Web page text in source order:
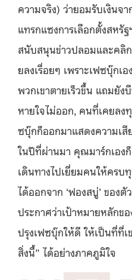
ความจริง) ว่ายอมรับเงินจ
แทรกแซงการเลือกตั้งสหรั
สนับสนุนข่าวปลอมและคลิ
ยลงเรื่อยๆ เพราะเฟซบุ๊กเ
พวกเขาตายเร็วขึ้น แถมยัง
หายใจไม่ออก, คนที่เคยลง
ซบุ๊กก็ออกมาแสดงความเสี
ในปีที่ผ่านมา คุณมาร์กเอง
เดินทางไปเยี่ยมคนให้ครบ
ได้ออกจาก ‘ฟองสบู่’ ของตั
ประกาศว่าเป้าหมายหลักข
ปรุงเฟซบุ๊กให้ดี ให้เป็นที่ที่
สิ่งนี้” ได้อย่างภาคภูมิใจ